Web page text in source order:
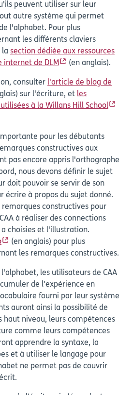
peuvent utiliser sur leur
autre système qui permet
l'alphabet. Pour plus
les différents claviers
la section dédiée aux ressources
internet de DLM
(en anglais).
consulter l'article de blog de
sur l'écriture, et les
à la Willans Hill School
pour les débutants
constructives aux
pas encore appris l'orthographe
nous devons définir le sujet
doit pouvoir se servir de son
écrire à propos du sujet donné.
remarques constructives pour
à réaliser des connections
choisies et l'illustration.
(en anglais) pour plus
les remarques constructives.
les utilisateurs de CAA
de l'expérience en
fourni par leur système
auront ainsi la possibilité de
haut niveau, leurs compétences
comme leurs compétences
apprendre la syntaxe, la
et à utiliser le langage pour
ne permet pas de couvrir